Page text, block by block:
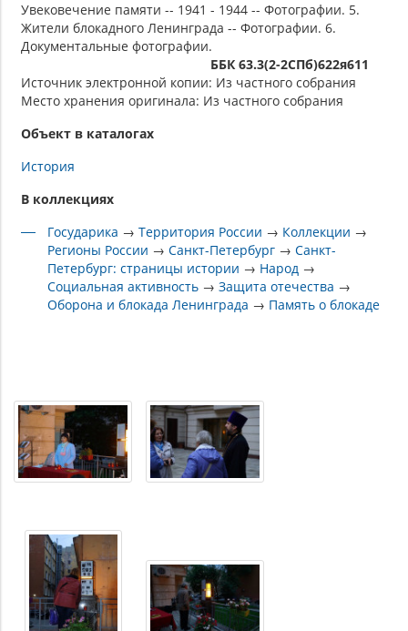
Увековечение памяти -- 1941 - 1944 -- Фотографии. 5.
Жители блокадного Ленинграда -- Фотографии. 6.
Документальные фотографии.
ББК 63.3(2-2СПб)622я611
Источник электронной копии: Из частного собрания
Место хранения оригинала: Из частного собрания
Объект в каталогах
История
В коллекциях
Государика →Территория России → Коллекции →
Регионы России →Санкт-Петербург →Санкт-
Петербург: страницы истории → Народ →
Социальная активность →Защита отечества →
Оборона и блокада Ленинграда → Память о блокаде